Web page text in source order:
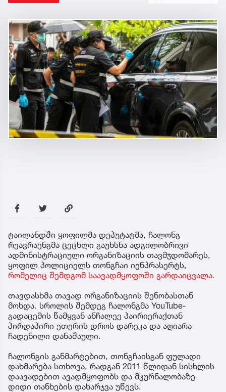
ტაილანდში ყოფილმა დეპუტატმა, ჩალონგ
რეავრაენგმა ცეცხლი გაუხსნა ადგილობრივი
ადმინისტრაციული ორგანიზაციის თავმჯდომარეს,
ყოფილ პოლიციელს თონგჩაი იენპრასერტს,
რომელიც შემდგომ საავადმყოფოში გარდაიცვალა.
თავდასხმა თავად ორგანიზაციის შენობასთან
მოხდა. სროლის შემდეგ ჩალონგმა YouTube-
გადაცემის წამყვან ანჩალეე პაირიერაქთან
პირდაპირი ეთერის დროს დარეკა და აღიარა
ჩადენილი დანაშაული.
ჩალონგის განმარტებით, თონგჩაისგან ფულადი
დახმარება სთხოვა, რადგან 2011 წლიდან სისხლის
დაავადებით ავადმყოფობს და მკურნალობაზე
დიდი თანხების დახარჯვა უწევს.